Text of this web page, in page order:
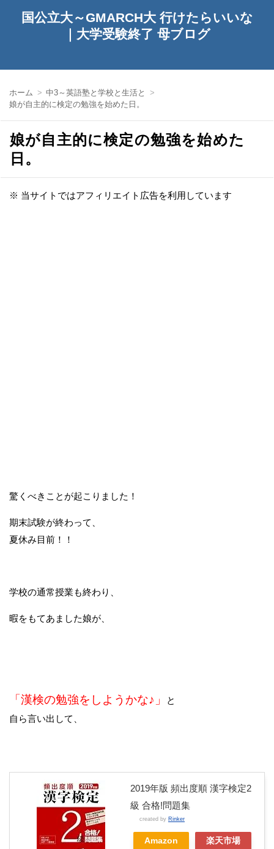
国公立大～GMARCH大 行けたらいいな
｜大学受験終了 母ブログ
ホーム
中3～英語塾と学校と生活と
娘が自主的に検定の勉強を始めた日。
娘が自主的に検定の勉強を始めた
日。
※ 当サイトではアフィリエイト広告を利用しています
驚くべきことが起こりました！
期末試験が終わって、
夏休み目前！！
学校の通常授業も終わり、
暇をもてあました娘が、
「漢検の勉強をしようかな♪」
と
自ら言い出して、
2019年版 頻出度順 漢字検定2
級 合格!問題集
created by Rinker
Amazon 楽天市場